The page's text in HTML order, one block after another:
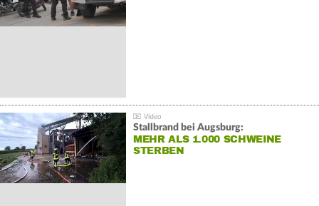
Stallbrand bei Augsburg:
MEHR ALS 1.000 SCHWEINE
STERBEN